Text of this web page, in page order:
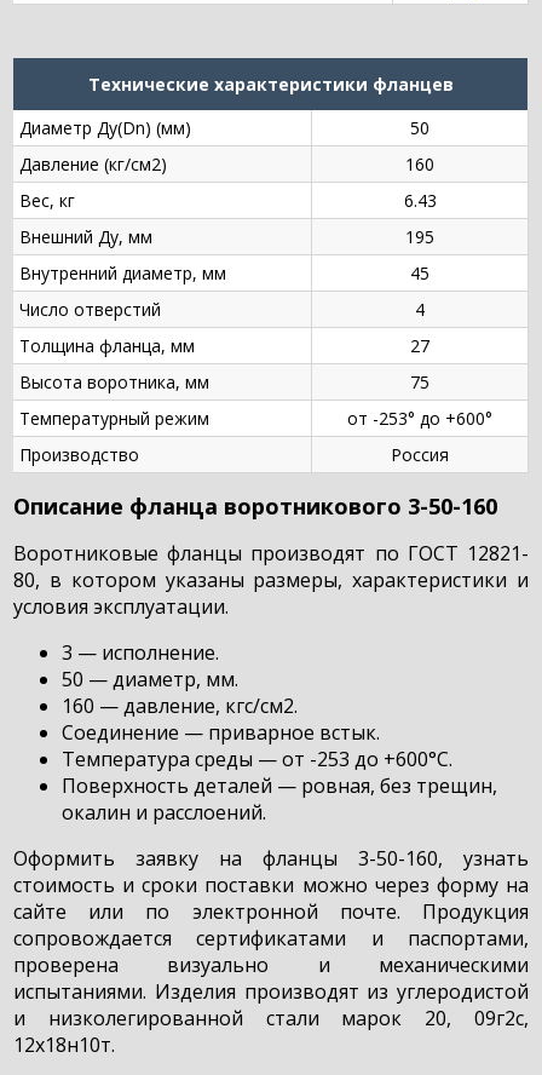
Технические характеристики фланцев
Диаметр Ду(Dn) (мм)
50
Давление (кг/см2)
160
Вес, кг
6.43
Внешний Ду, мм
195
Внутренний диаметр, мм
45
Число отверстий
4
Толщина фланца, мм
27
Высота воротника, мм
75
Температурный режим
от -253° до +600°
Производство
Россия
Описание фланца воротникового 3-50-160
Воротниковые фланцы производят по ГОСТ 12821-
80, в котором указаны размеры, характеристики и
условия эксплуатации.
3 — исполнение.
50 — диаметр, мм.
160 — давление, кгс/см2.
Соединение — приварное встык.
Температура среды — от -253 до +600°С.
Поверхность деталей — ровная, без трещин,
окалин и расслоений.
Оформить заявку на фланцы 3-50-160, узнать
стоимость и сроки поставки можно через форму на
сайте или по электронной почте. Продукция
сопровождается сертификатами и паспортами,
проверена визуально и механическими
испытаниями. Изделия производят из углеродистой
и низколегированной стали марок 20, 09г2с,
12х18н10т.